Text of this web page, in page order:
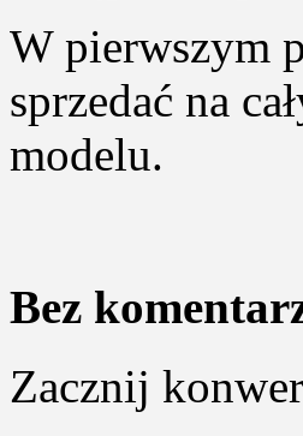
W pierwszym
sprzedać na
modelu.
Bez
Zacznij